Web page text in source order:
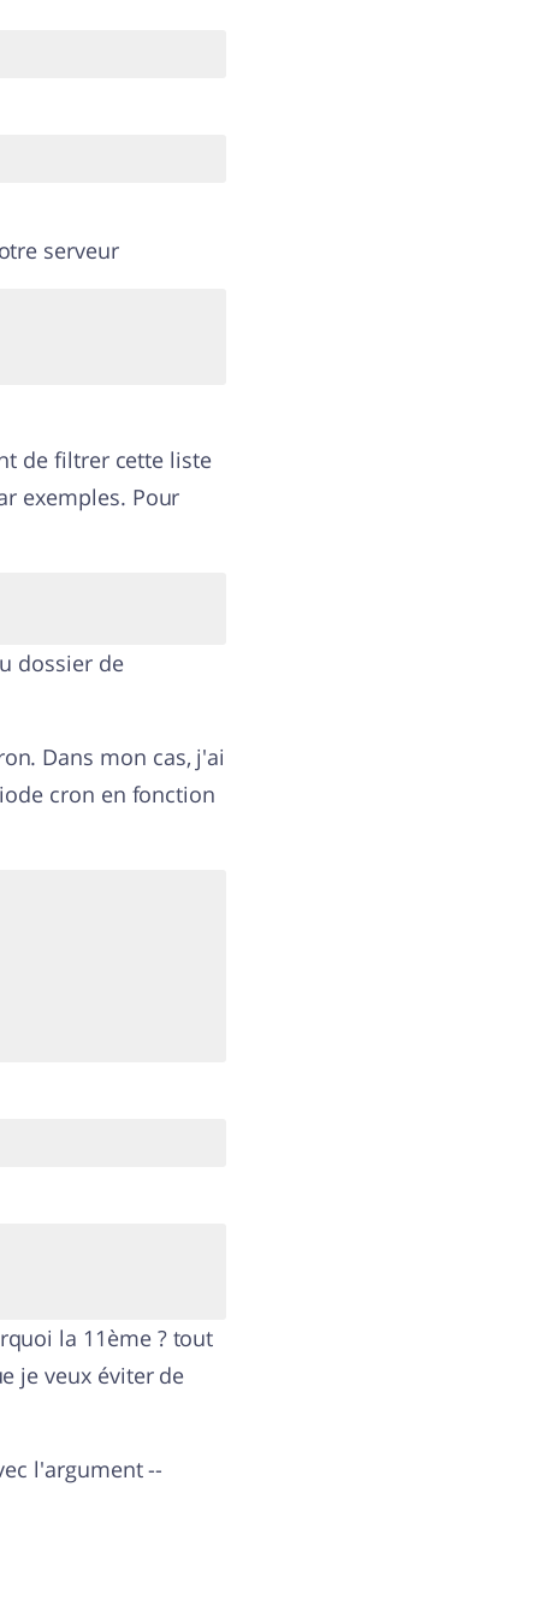
serveur
de filtrer cette liste
exemples. Pour
dossier de
Dans mon cas, j'ai
cron en fonction
la 11ème ? tout
je veux éviter de
l'argument --